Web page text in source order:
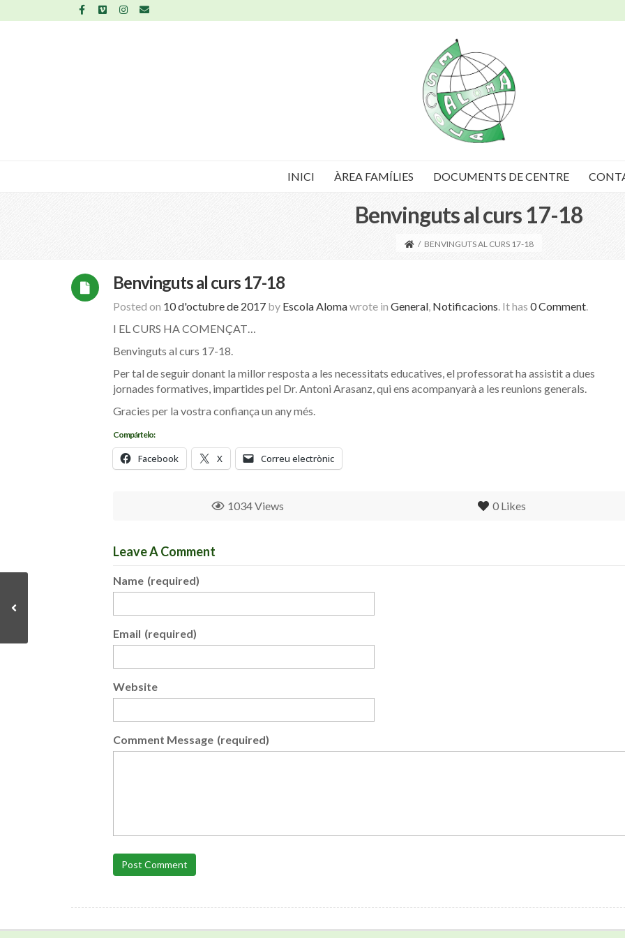
INICI ÀREA FAMÍLIES DOCUMENTS DE CENTRE
Benvinguts al curs 17-18
/ BENVINGUTS AL CURS 17-18
Benvinguts al curs 17-18
Posted on 10 d'octubre de 2017 by Escola Alomawrote in General, Notificacions. It has 0 Comment.
I EL CURS HA COMENÇAT…
Benvinguts al curs 17-18.
Per tal de seguir donant la millor resposta a les necessitats educatives, el professorat ha assistit a dues
jornades formatives, impartides pel Dr. Antoni Arasanz, qui ens acompanyarà a les reunions generals.
Gracies per la vostra confiança un any més.
Compártelo:
Facebook X Correu electrònic
0 Likes
1034 Views
Leave A Comment
Name (required)
Email (required)
Website
Comment Message (required)
Post Comment